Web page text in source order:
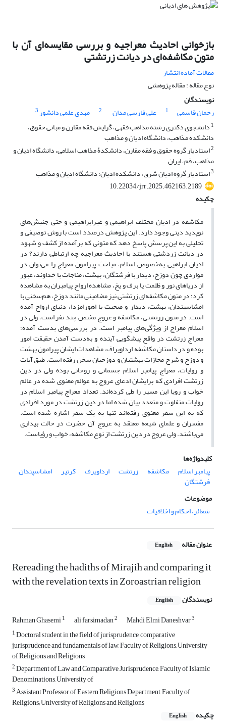
بازخوانی احادیث معراجیه و بررسی مقایسه‌ای آن با
متون مکاشفه‌ای در دیانت زرتشتی
مقالات آماده انتشار
نوع مقاله : مقاله پژوهشی
نویسندگان
رحمان قاسمی
1 علی فارسی مدان 2 مهدی علمی دانشور3
1 دانشجوی دکتری رشته مذاهب فقهی، گرایش فقه مقارن و مبانی حقوق،
دانشکده مذاهب، دانشگاه ادیان و مذاهب
2استادیار گروه حقوق و فقه مقارن، دانشکدۀ مذاهب اسلامی، دانشگاه ادیان و
مذاهب، قم، ایران
3استادیار گروه ادیان شرق، دانشکده ادیان؛ دانشگاه ادیان و مذاهب
10.22034/jrr.2025.462163.2189
چکیده
مکاشفه در ادیان مختلف ابراهیمی و غیرابراهیمی و حتی جنبش‌های
نوپدید دینی وجود دارد. این پژوهش درصدد است با روش توصیفی و
تحلیلی به این پرسش پاسخ دهد که متونی که برآمده از کشف و شهود
در دیانت زردشتی هستند با احادیث معراجیه چه ارتباطی دارند؟ در
ادیان ابراهیی به‌خصوص اسلام، مباحث پیرامون معراج را می‌توان در
مواردی چون دوزخ، دیدار با فرشتگان، بهشت، مناجات با خداوند، عبور
از دریاهای نور و ظلمت یا برف و یخ، مشاهده ارواح پیامبران به مشاهده
کرد؛ در متون مکاشفه‌ای زرتشتی نیز مضامینی مانند دوزخ، هم‌سخنی ﺑﺎ
اﻣﺸﺎﺳﭙﻨﺪان، بهشت، دیدار و صحبت با اهورامزدا، دنیای ارواح آمده
است.‬ در متون زرتشتی، مکاشفه و عروج مختص چند نفر است، ولی در
اسلام معراج از ویژگی‌های پیامبر است. در بررسی‌های بدست آمده؛
معراج زرتشت در واقع پیشگویی آینده و به‌دست آمدن حقیقت امور
بوده و در داستان مکاشفه ارداویراف، مشاهدات ایشان پیرامون بهشت
و دوزخ و شرح مجازات بهشتیان و دوزخیان سخن رفته است. طبق آیات
و روایات، معراج پیامبر اسلام جسمانی و روحانی بوده ولی در دین
زرتشت افرادی که برایشان ادعای عروج به عوالم معنوی شده در عالم
خواب و رویا این مسیر را طی کرده‌اند. تعداد معراج پیامبر اسلام در
روایات متفاوت و متعدد بیان شده اما در دین زرتشت در مورد افرادی
که به این سفر معنوی رفته‌اند تنها به یک سفر اشاره شده است.
مفسران و علمای شیعه معتقد به عروج آن حضرت در حالت بیداری
می‌باشند. ولی عروج در دین زرتشت از نوع مکاشفه، خواب و رؤیاست.‬‬‬‬‬‬
کلیدواژه‌ها
پیامبر اسلام
مکاشفه زرتشت ارداویرف کرتیر امشاسپندان
فرشتگان
موضوعات
شعائر، احکام و اخلاقیات
عنوان مقاله English
Rereading the hadiths of Mirajih and comparing it
with the revelation texts in Zoroastrian religion
نویسندگان English
Rahman Ghasemi1 ali farsimadan2 Mahdi Elmi Daneshvar3
1Doctoral student in the field of jurisprudence, comparative
jurisprudence and fundamentals of law, Faculty of Religions, University
of Religions and Religions
2Department of Law and Comparative Jurisprudence, Faculty of Islamic
Denominations, University of
3Assistant Professor of Eastern Religions Department, Faculty of
Religions; University of Religions and Religions
چکیده
English